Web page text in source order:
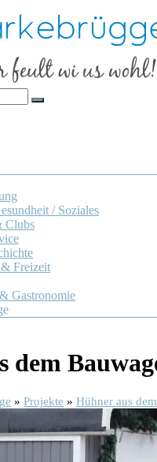
/ Soziales
Clubs
Freizeit
Gastronomie
dem
» Projekte » Hühner aus